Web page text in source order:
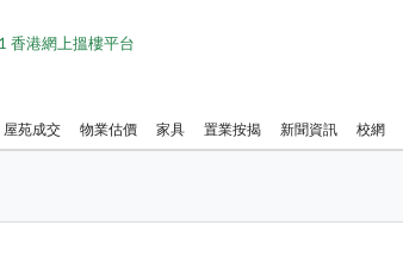
香港網上搵樓平台
屋苑成交 物業估價 家具 置業按揭 新聞資訊 校網